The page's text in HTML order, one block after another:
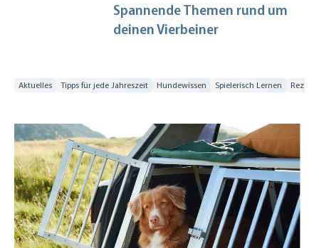
Spannende Themen rund um
deinen Vierbeiner
Aktuelles Tipps für jede Jahreszeit Hundewissen Spielerisch Lernen